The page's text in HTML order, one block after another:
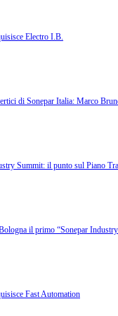
Electro I.B.
di Sonepar Italia: Marco
Summit: il punto sul Piano
il primo “Sonepar
Fast Automation